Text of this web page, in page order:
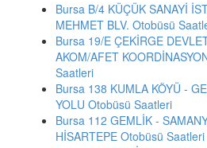
Bursa B/4 KÜÇÜK SANAYİ
MEHMET BLV. Otobüsü
Bursa 19/E ÇEKİRGE
AKOM/AFET
Saatleri
Bursa 138 KUMLA KÖYÜ -
YOLU Otobüsü Saatleri
Bursa 112 GEMLİK -
HİSARTEPE Otobüsü Saatleri